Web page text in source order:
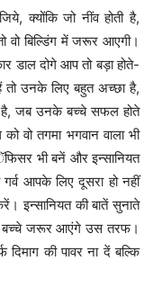
क्योंकि जो नींव होती है,
वो बिल्डिंग में जरूर आएगी।
डाल दोगे आप तो बड़ा होते-
उनके लिए बहुत अच्छा है,
है, जब उनके बच्चे सफल होते
वो तगमा भगवान वाला भी
भी बनें और इन्सानियत
आपके लिए दूसरा हो नहीं
इन्सानियत की बातें सुनाते
तो बच्चे जरूर आएंगे उस तरफ।
दिमाग की पावर ना दें बल्कि